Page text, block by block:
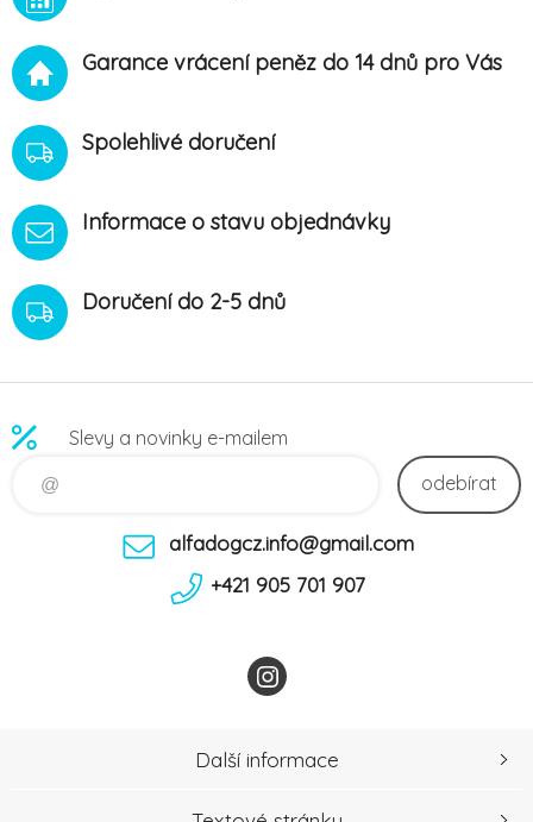
Garance vrácení peněz do 14 dnů pro Vás
Spolehlivé doručení
Informace o stavu objednávky
Doručení do 2-5 dnů
Slevy a novinky e-mailem
odebírat
alfadogcz.info@gmail.com
+421 905 701 907
Další informace